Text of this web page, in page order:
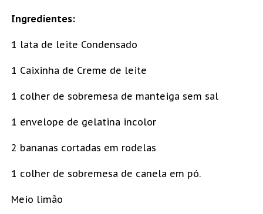
Ingredientes:
1 lata de leite Condensado
1 Caixinha de Creme de leite
1 colher de sobremesa de manteiga sem sal
1 envelope de gelatina incolor
2 bananas cortadas em rodelas
1 colher de sobremesa de canela em pó.
Meio limão